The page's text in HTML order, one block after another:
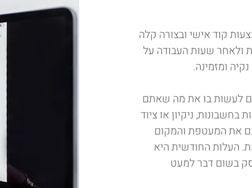
קוד אישי ובצורה קלה
ולאחר שעות העבודה על
ומזמינה.
לעשות בו את מה שאתם
ניקיון או ציוד
את המעטפת והמקום
העלות החודשית היא
בשום דבר למעט